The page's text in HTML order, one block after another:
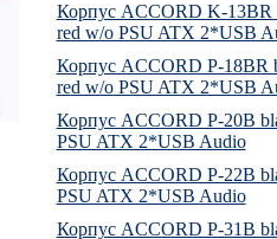
Корпус ACCORD K-13BR
red w/o PSU ATX 2*USB
Корпус ACCORD P-18BR
red w/o PSU ATX 2*USB
Корпус ACCORD P-20B
PSU ATX 2*USB Audio
Корпус ACCORD P-22B
PSU ATX 2*USB Audio
Корпус ACCORD P-31B